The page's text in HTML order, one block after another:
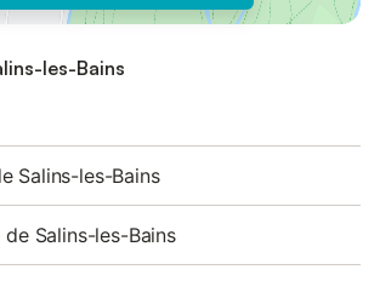
les-Bains
Salins-les-Bains
de Salins-les-Bains